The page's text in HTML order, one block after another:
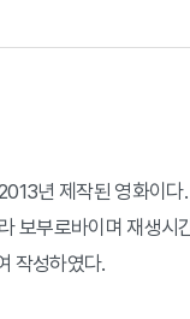
년 제작된 영화이다
보부로바이며 재생
작성하였다.